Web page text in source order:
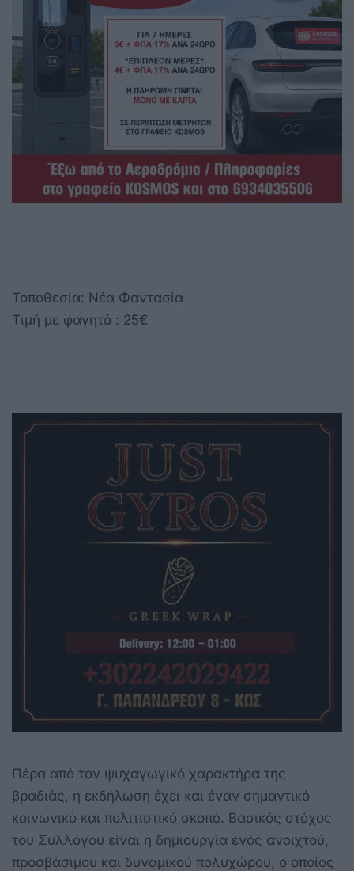
Τοποθεσία: Νέα Φαντασία
Τιμή με φαγητό : 25€
Πέρα από τον ψυχαγωγικό χαρακτήρα της
βραδιάς, η εκδήλωση έχει και έναν σημαντικό
κοινωνικό και πολιτιστικό σκοπό. Βασικός στόχος
του Συλλόγου είναι η δημιουργία ενός ανοιχτού,
προσβάσιμου και δυναμικού πολυχώρου, ο οποίος